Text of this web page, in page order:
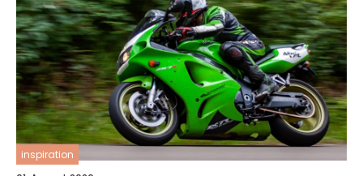
inspiration